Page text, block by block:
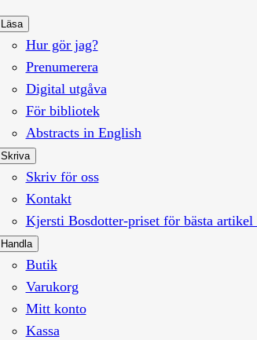
Läsa
Hur gör jag?
Prenumerera
Digital utgåva
För bibliotek
Abstracts in English
Skriva
Skriv för oss
Kontakt
Kjersti Bosdotter-priset för bästa
Handla
Butik
Varukorg
Mitt konto
Kassa